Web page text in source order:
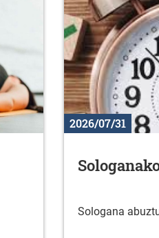
2026/07/31
Sologana